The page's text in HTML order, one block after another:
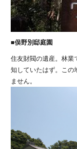
■俣野別邸庭園
住友財閥の遺産。林業
知していたはず。この
ません。